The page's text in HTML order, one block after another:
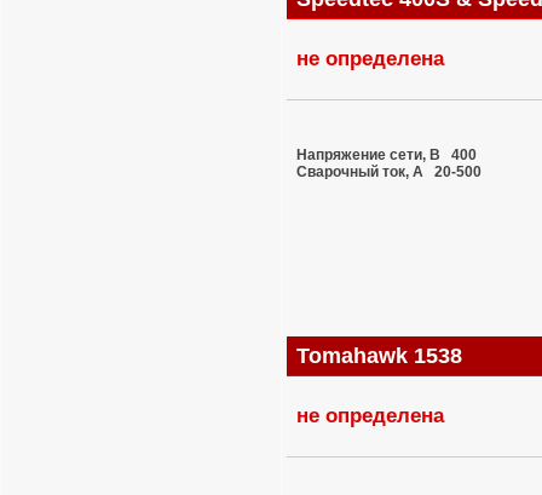
не определена
Напряжение сети, В 400
Сварочный ток, A 20-500
Tomahawk 1538
не определена